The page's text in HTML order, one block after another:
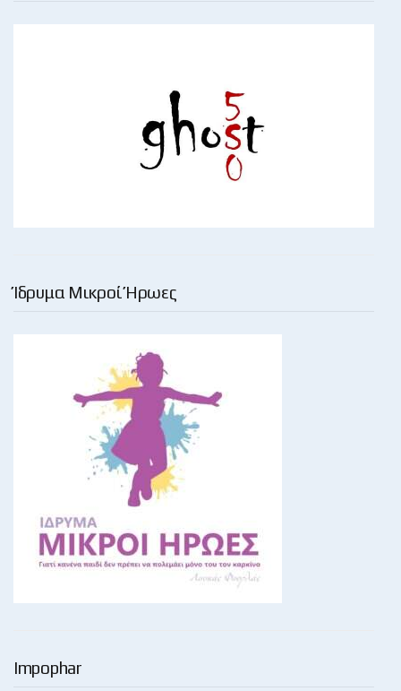
Ίδρυμα Μικροί Ήρωες
Impophar